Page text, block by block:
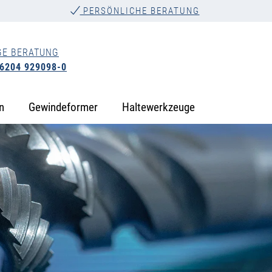
PERSÖNLICHE BERATUNG
BERATUNG
929098-0
Gewindeformer Haltewerkzeuge